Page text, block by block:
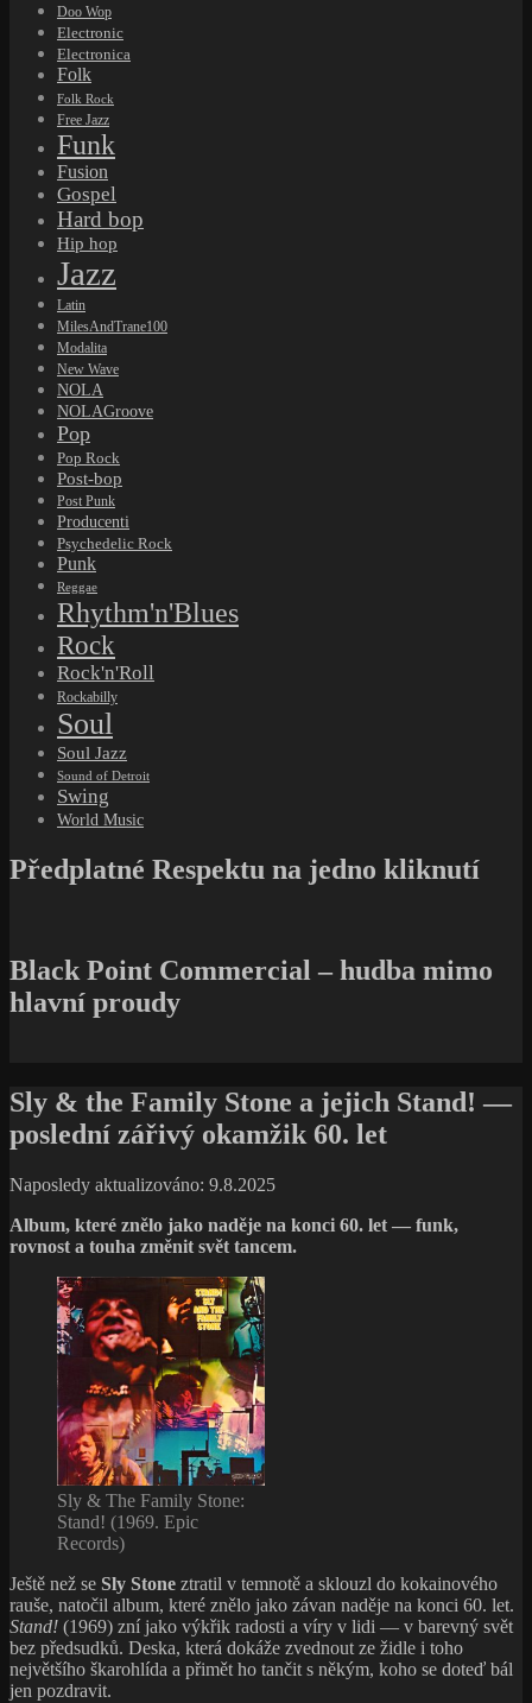
Doo Wop
Electronic
Electronica
Folk
Folk Rock
Free Jazz
Funk
Fusion
Gospel
Hard bop
Hip hop
Jazz
Latin
MilesAndTrane100
Modalita
New Wave
NOLA
NOLAGroove
Pop
Pop Rock
Post-bop
Post Punk
Producenti
Psychedelic Rock
Punk
Reggae
Rhythm'n'Blues
Rock
Rock'n'Roll
Rockabilly
Soul
Soul Jazz
Sound of Detroit
Swing
World Music
Předplatné Respektu na jedno kliknutí
Black Point Commercial – hudba mimo
hlavní proudy
Sly & the Family Stone a jejich Stand! —
poslední zářivý okamžik 60. let
Naposledy aktualizováno: 9.8.2025
Album, které znělo jako naděje na konci 60. let — funk,
rovnost a touha změnit svět tancem.
Sly & The Family Stone:
Stand! (1969. Epic
Records)
Ještě než se Sly Stone ztratil v temnotě a sklouzl do kokainového
rauše, natočil album, které znělo jako závan naděje na konci 60. let.
Stand! (1969) zní jako výkřik radosti a víry v lidi — v barevný svět
bez předsudků. Deska, která dokáže zvednout ze židle i toho
největšího škarohlída a přimět ho tančit s někým, koho se doteď bál
jen pozdravit.